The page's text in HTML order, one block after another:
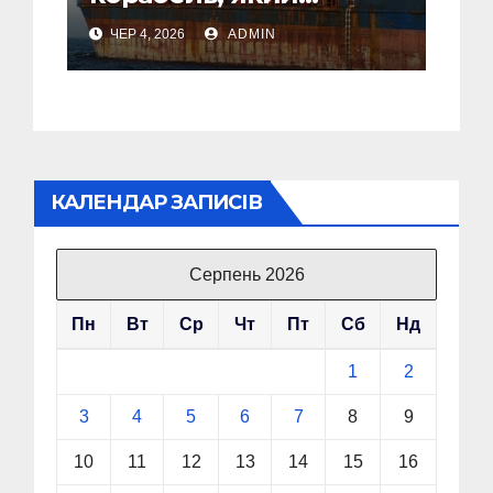
грабував окуповані
території України
ЧЕР 4, 2026 ADMIN
КАЛЕНДАР ЗАПИСІВ
Серпень 2026
Пн Вт Ср Чт Пт Сб Нд
1 2
3 4 5 6 7 8 9
10 11 12 13 14 15 16